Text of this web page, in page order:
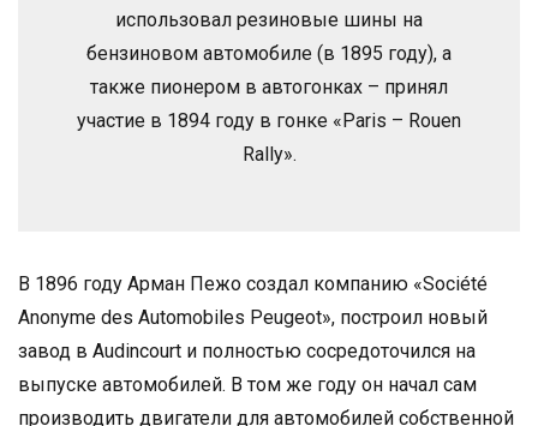
использовал резиновые шины на
бензиновом автомобиле (в 1895 году), а
также пионером в автогонках – принял
участие в 1894 году в гонке «Paris – Rouen
Rally».
В 1896 году Арман Пежо создал компанию «Société
Anonyme des Automobiles Peugeot», построил новый
завод в Audincourt и полностью сосредоточился на
выпуске автомобилей. В том же году он начал сам
производить двигатели для автомобилей собственной